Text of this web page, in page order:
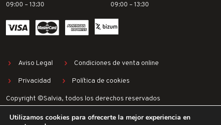
Utilizamos cookies para ofrecerte la mejor experiencia en
09:00 – 13:30
09:00 – 13:30
Copyright ©Salvia, todos los derechos reservados
Aviso Legal Condiciones de venta online
Privacidad Política de cookies